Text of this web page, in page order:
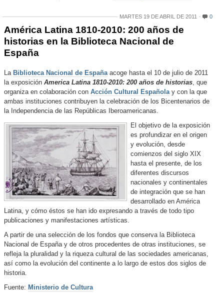
MARTES 19 DE ABRIL DE 2011 0
América Latina 1810-2010: 200 años de
historias en la Biblioteca Nacional de
España
La Biblioteca Nacional de Españaacoge hasta el 10 de julio de 2011
la exposición America Latina 1810-2010: 200 años de historias, que
organiza en colaboración con Acción Cultural Españolay con la que
ambas instituciones contribuyen la celebración de los Bicentenarios de
la Independencia de las Repúblicas Iberoamericanas.
El objetivo de la exposición
es profundizar en el origen
y evolución, desde
comienzos del siglo XIX
hasta el presente, de los
diferentes discursos
nacionales y continentales
de integración que se han
desarrollado en América
Latina, y cómo éstos se han ido expresando a través de todo tipo
publicaciones y manifestaciones artísticas.
A partir de una selección de los fondos que conserva la Biblioteca
Nacional de España y de otros procedentes de otras instituciones, se
refleja la pluralidad y la riqueza cultural de las sociedades americanas,
así como la evolución del continente a lo largo de estos dos siglos de
historia.
Fuente: Ministerio de Cultura